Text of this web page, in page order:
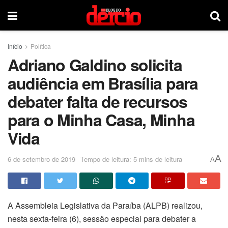
Início Política
Adriano Galdino solicita
audiência em Brasília para
debater falta de recursos
para o Minha Casa, Minha
Vida
6 de setembro de 2019 Tempo de leitura: 5 mins de leitura AA
A Assembleia Legislativa da Paraíba (ALPB) realizou,
nesta sexta-feira (6), sessão especial para debater a